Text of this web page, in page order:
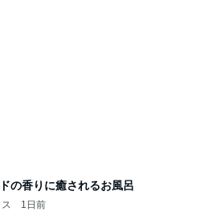
の香りに癒されるお風呂
1日前